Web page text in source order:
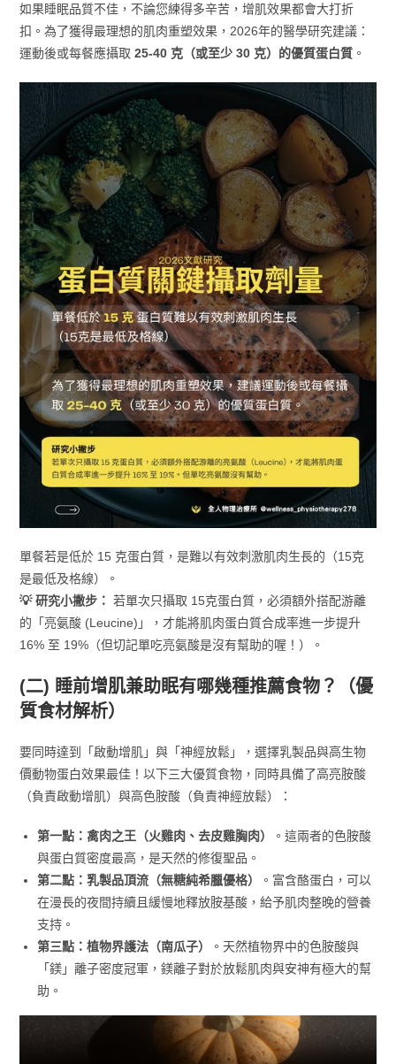
如果睡眠品質不佳，不論您練得多辛苦，增肌效果都會大打折
扣。為了獲得最理想的肌肉重塑效果，2026年的醫學研究建議：
運動後或每餐應攝取25-40 克（或至少 30 克）的優質蛋白質 。
單餐若是低於 15 克蛋白質，是難以有效刺激肌肉生長的（15克
是最低及格線）。
💡 研究小撇步： 若單次只攝取 15克蛋白質，必須額外搭配游離
的「亮氨酸 (Leucine)」，才能將肌肉蛋白質合成率進一步提升
16% 至 19%（但切記單吃亮氨酸是沒有幫助的喔！）。
(二) 睡前增肌兼助眠有哪幾種推薦食物？（優
質食材解析）
要同時達到「啟動增肌」與「神經放鬆」，選擇乳製品與高生物
價動物蛋白效果最佳！以下三大優質食物，同時具備了高亮胺酸
（負責啟動增肌）與高色胺酸（負責神經放鬆）：
第一點：禽肉之王（火雞肉、去皮雞胸肉）
。這兩者的色胺酸
與蛋白質密度最高，是天然的修復聖品。
第二點：乳製品頂流（無糖純希臘優格）
。富含酪蛋白，可以
在漫長的夜間持續且緩慢地釋放胺基酸，給予肌肉整晚的營養
支持。
第三點：植物界護法（南瓜子）
。天然植物界中的色胺酸與
「鎂」離子密度冠軍，鎂離子對於放鬆肌肉與安神有極大的幫
助。